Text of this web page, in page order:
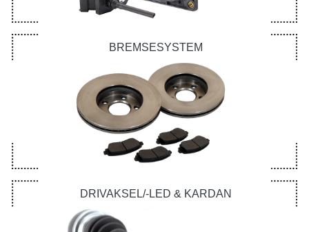
BREMSESYSTEM
DRIVAKSEL/-LED & KARDAN